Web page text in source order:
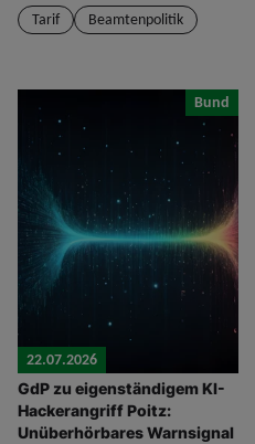
Tarif
Beamtenpolitik
22.07.2026
Bund
GdP zu eigenständigem KI-
Hackerangriff Poitz:
Unüberhörbares Warnsignal